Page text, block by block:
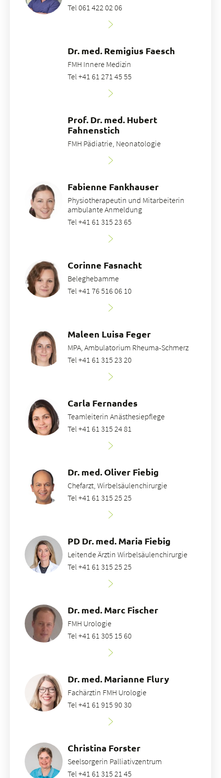
Tel 061 422 02 06
Dr. med. Remigius Faesch
FMH Innere Medizin
Tel +41 61 271 45 55
Prof. Dr. med. Hubert
Fahnenstich
FMH Pädiatrie, Neonatologie
Fabienne Fankhauser
Physiotherapeutin und Mitarbeiterin
ambulante Anmeldung
Tel +41 61 315 23 65
Corinne Fasnacht
Beleghebamme
Tel +41 76 516 06 10
Maleen Luisa Feger
MPA, Ambulatorium Rheuma-Schmerz
Tel +41 61 315 23 20
Carla Fernandes
Teamleiterin Anästhesiepflege
Tel +41 61 315 24 81
Dr. med. Oliver Fiebig
Chefarzt, Wirbelsäulenchirurgie
Tel +41 61 315 25 25
PD Dr. med. Maria Fiebig
Leitende Ärztin Wirbelsäulenchirurgie
Tel +41 61 315 25 25
Dr. med. Marc Fischer
FMH Urologie
Tel +41 61 305 15 60
Dr. med. Marianne Flury
Fachärztin FMH Urologie
Tel +41 61 915 90 30
Christina Forster
Seelsorgerin Palliativzentrum
Tel +41 61 315 21 45